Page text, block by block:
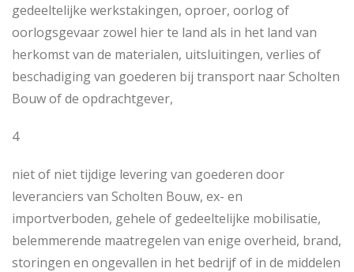
gedeeltelijke werkstakingen, oproer, oorlog of
oorlogsgevaar zowel hier te land als in het land van
herkomst van de materialen, uitsluitingen, verlies of
beschadiging van goederen bij transport naar Scholten
Bouw of de opdrachtgever,
4
niet of niet tijdige levering van goederen door
leveranciers van Scholten Bouw, ex- en
importverboden, gehele of gedeeltelijke mobilisatie,
belemmerende maatregelen van enige overheid, brand,
storingen en ongevallen in het bedrijf of in de middelen